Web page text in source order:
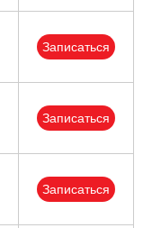
Записаться
Записаться
Записаться